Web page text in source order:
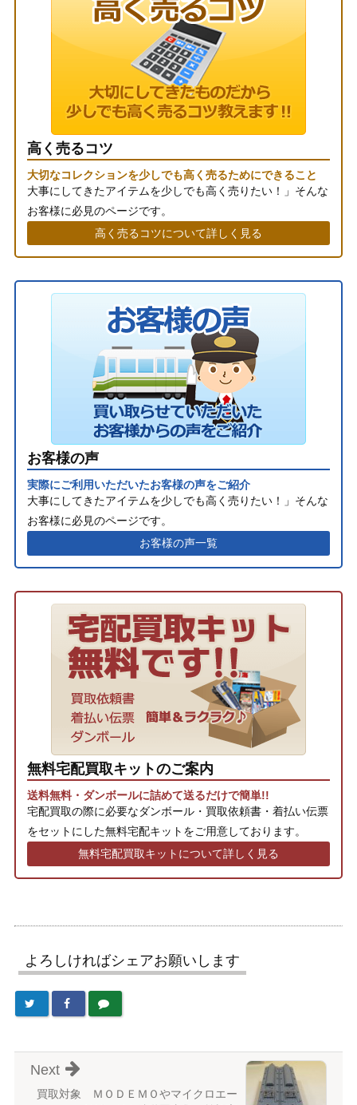
高く売るコツ
大切なコレクションを少しでも高く売るためにできること
大事にしてきたアイテムを少しでも高く売りたい！」そんな
お客様に必見のページです。
高く売るコツについて詳しく見る
お客様の声
実際にご利用いただいたお客様の声をご紹介
大事にしてきたアイテムを少しでも高く売りたい！」そんな
お客様に必見のページです。
お客様の声一覧
無料宅配買取キットのご案内
送料無料・ダンボールに詰めて送るだけで簡単!!
宅配買取の際に必要なダンボール・買取依頼書・着払い伝票
をセットにした無料宅配キットをご用意しております。
無料宅配買取キットについて詳しく見る
よろしければシェアお願いします
買取対象 ＭＯＤＥＭＯやマイクロエー
Next